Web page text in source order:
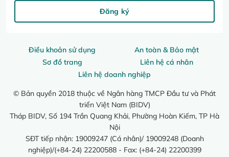
Điều khoản sử dụng
An toàn & Bảo mật
Sơ đồ trang
Liên hệ cá nhân
Liên hệ doanh nghiệp
© Bản quyền 2018 thuộc về Ngân hàng TMCP Đầu tư và Phát
triển Việt Nam (BIDV)
Tháp BIDV, Số 194 Trần Quang Khải, Phường Hoàn Kiếm, TP Hà
Nội
SĐT tiếp nhận: 19009247 (Cá nhân)/ 19009248 (Doanh
nghiệp)/(+84-24) 22200588 - Fax: (+84-24) 22200399
Đăng ký